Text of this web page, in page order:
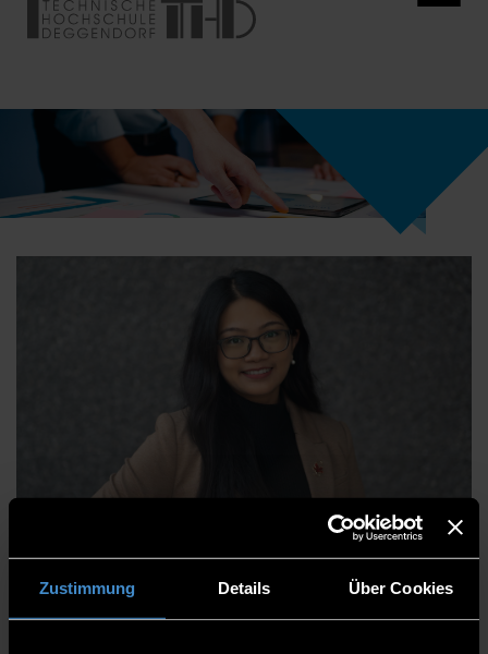
Zustimmung Details Über Cookies
Myat Marlar Khin, M.Sc.